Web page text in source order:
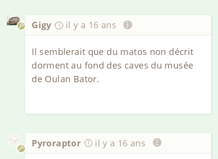
Gigy il y a 16 ans
Il semblerait que du matos non décrit
dorment au fond des caves du musée
de Oulan Bator.
Pyroraptor il y a 16 ans